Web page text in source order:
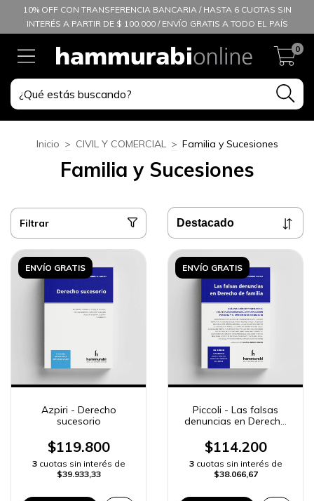
10% OFF CON TRANSFERENCIA BANCARIA / HASTA 6 CUOTAS SIN
INTERÉS A PARTIR DE $ 100.000 / ENVÍO GRATIS A TODO EL PAÍS
0
Inicio > CIVIL Y COMERCIAL > Familia y Sucesiones
Familia y Sucesiones
Filtrar
ENVÍO GRATIS
Azpiri - Derecho
sucesorio
$119.800
3 cuotas sin interés de
$39.933,33
ENVÍO GRATIS
Piccoli - Las falsas
denuncias en Derecho
$114.200
3 cuotas sin interés de
$38.066,67